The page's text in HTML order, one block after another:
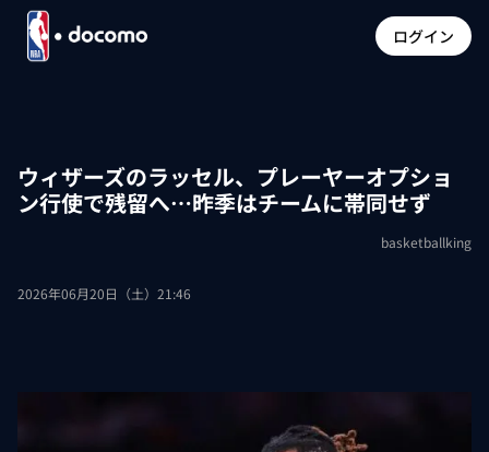
ログイン
ウィザーズのラッセル、プレーヤーオプショ
ン行使で残留へ…昨季はチームに帯同せず
basketballking
2026年06月20日（土）21:46